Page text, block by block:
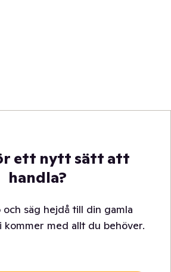
ett nytt sätt att
handla?
och säg hejdå till din gamla
kommer med allt du behöver.